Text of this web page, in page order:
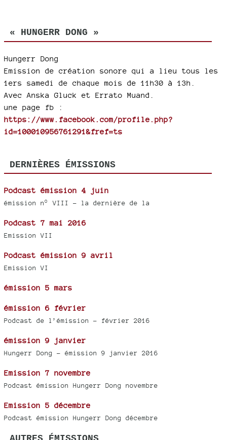
« HUNGERR DONG »
Hungerr Dong
Emission de création sonore qui a lieu tous les
1ers samedi de chaque mois de 11h30 à 13h.
Avec Anska Gluck et Errato Muand.
une page fb :
https://www.facebook.com/profile.php?
id=100010956761291&fref=ts
DERNIÈRES ÉMISSIONS
Podcast émission 4 juin
émission n° VIII - la dernière de la
Podcast 7 mai 2016
Emission VII
Podcast émission 9 avril
Emission VI
émission 5 mars
émission 6 février
Podcast de l’émission - février 2016
émission 9 janvier
Hungerr Dong - émission 9 janvier 2016
Emission 7 novembre
Podcast émission Hungerr Dong novembre
Emission 5 décembre
Podcast émission Hungerr Dong décembre